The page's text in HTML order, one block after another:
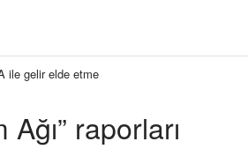
ile gelir elde etme
raporları